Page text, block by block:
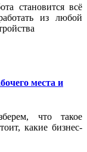
становится всё
из любой
места и
что такое
какие бизнес-